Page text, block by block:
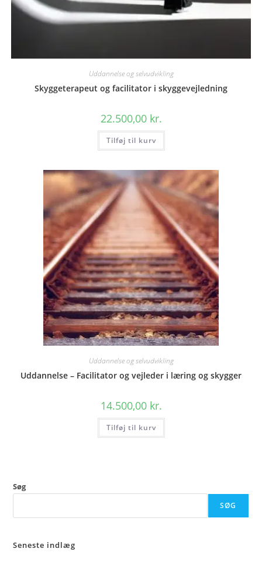
Uddannelse og selvudvikling
Skyggeterapeut og facilitator i skyggevejledning
22.500,00 kr.
Tilføj til kurv
Uddannelse og selvudvikling
Uddannelse – Facilitator og vejleder i læring og skygger
14.500,00 kr.
Tilføj til kurv
Søg
SØG
Seneste indlæg
TILMELD DIG VORES
NYHEDSBREV
DU FÅR VIDEN OG TILBUD DIREKTE PÅ